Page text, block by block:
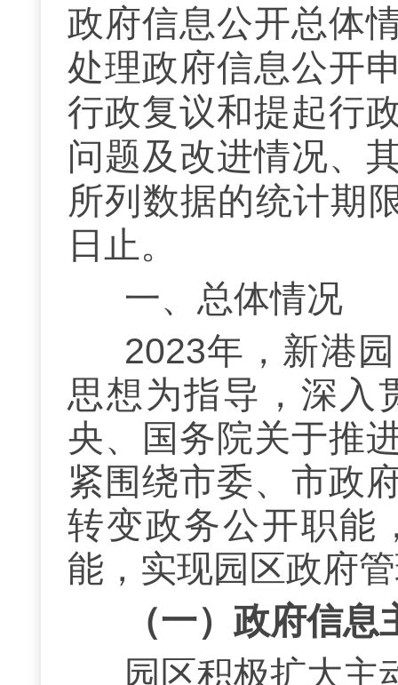
政府信息公开总体
处理政府信息公开
行政复议和提起行
问题及改进情况、
所列数据的统计期
日止。
一、总体情况
2023年，新港
思想为指导，深入
央、国务院关于推
紧围绕市委、市政
转变政务公开职能
能，实现园区政府
（一）政府信息
园区积极扩大主